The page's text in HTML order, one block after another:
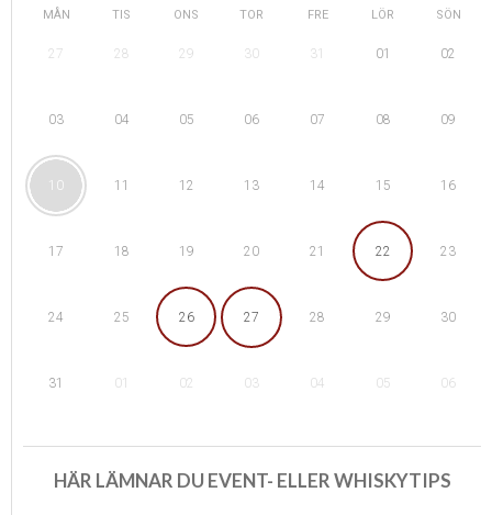
MÅN TIS ONS TOR FRE LÖR SÖN
27 28 29 30 31 01 02
03 04 05 06 07 08 09
10 11 12 13 14 15 16
17 18 19 20 21 22 23
24 25 26 27 28 29 30
31 01 02 03 04 05 06
HÄR LÄMNAR DU EVENT- ELLER WHISKYTIPS